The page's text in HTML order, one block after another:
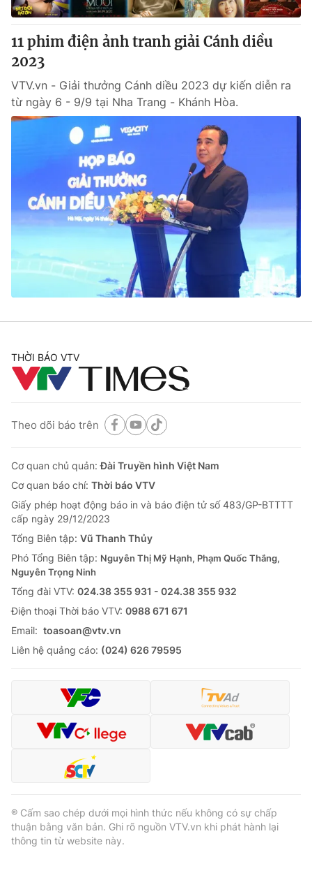
Tư vấn
Chuyên mục khác
Emagazine
Photo Infographic
Shorts video
VTV Money VTV Thể thao
VTV Sức khoẻ Bất động sản
Thị trường 24h Tấm lòng Việt
VTV9
Liên hệ tòa soạn English
THỜI BÁO VTV
Theo dõi báo trên
Cơ quan chủ quản:
Cơ quan báo chí:Thời báo VTV
Giấy phép hoạt động báo in và báo điện tử số 483/GP-BTTTT
cấp ngày 29/12/2023
Tổng Biên tập:
Vũ Thanh Thủy
Tổng đài VTV: 024.38 355 931 - 024.38 355 932
toasoan@vtv.vn
Liên hệ quảng cáo:
11 phim điện ảnh tranh giải Cánh diều
2023
VTV.vn - Giải thưởng Cánh diều 2023 dự kiến diễn ra
từ ngày 6 - 9/9 tại Nha Trang - Khánh Hòa.
THỜI BÁO VTV
Theo dõi báo trên
Cơ quan chủ quản:Đài Truyền hình Việt Nam
Cơ quan báo chí: Thời báo VTV
Giấy phép hoạt động báo in và báo điện tử số 483/GP-BTTTT
cấp ngày 29/12/2023
Tổng Biên tập: Vũ Thanh Thủy
Phó Tổng Biên tập: Nguyễn Thị Mỹ Hạnh, Phạm Quốc Thắng,
Nguyễn Trọng Ninh
Tổng đài VTV: 024.38 355 931 - 024.38 355 932
Ðiện thoại Thời báo VTV: 0988 671 671
Email: toasoan@vtv.vn
Liên hệ quảng cáo: (024) 626 79595
® Cấm sao chép dưới mọi hình thức nếu không có sự chấp
thuận bằng văn bản. Ghi rõ nguồn VTV.vn khi phát hành lại
thông tin từ website này.